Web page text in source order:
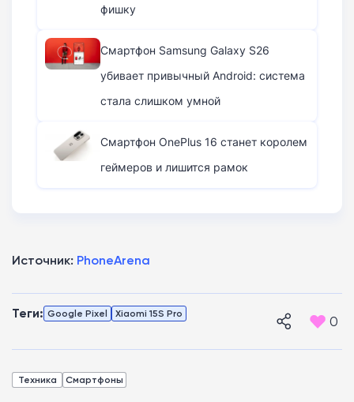
фишку
Смартфон Samsung Galaxy S26
убивает привычный Android: система
стала слишком умной
Смартфон OnePlus 16 станет королем
геймеров и лишится рамок
Источник: PhoneArena
Теги: Google Pixel Xiaomi 15S Pro 0
Техника Смартфоны